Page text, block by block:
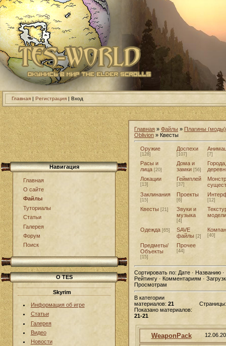
Главная | Регистрация | Вход
Навигация
Главная
О сайте
Файлы
Туториалы
Статьи
Галерея
Форум
Поиск
О TES
Skyrim
Информация об игре
Статьи
Галерея
Видео
Новости
Главная » Файлы » Плагины
Oblivion » Квесты
Оружие
[128]
Доспехи
[107] [7]
Расы и
лица [20]
Дома и
замки [56]
Города,
Локации
[13]
Геймплей
[37]
Заклинания
[15]
Проекты
[6] [12]
Квесты [21]
Звуки и
музыка
[4]
модели
Одежда [65]
SAVE
файлы [2] [40]
Предметы/
Объекты
[15]
Прочее
[44]
Сортировать по: Дате · Названию ·
Рейтингу · Комментариям ·
Просмотрам
В категории
материалов: 21
Показано материалов:
21-21
WeaponPack